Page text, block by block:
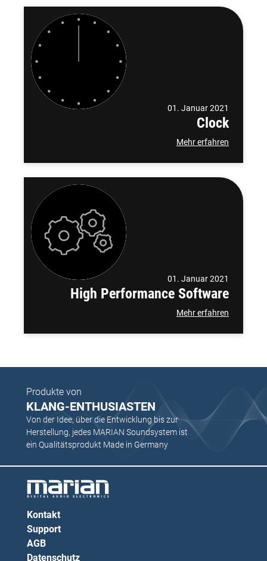
01. Januar 2021
Clock
Mehr erfahren
01. Januar 2021
High Performance Software
Mehr erfahren
Produkte von
KLANG-ENTHUSIASTEN
Von der Idee, über die Entwicklung bis zur
Herstellung, jedes MARIAN Soundsystem ist
ein Qualitätsprodukt Made in Germany
Kontakt
Support
AGB
Datenschutz